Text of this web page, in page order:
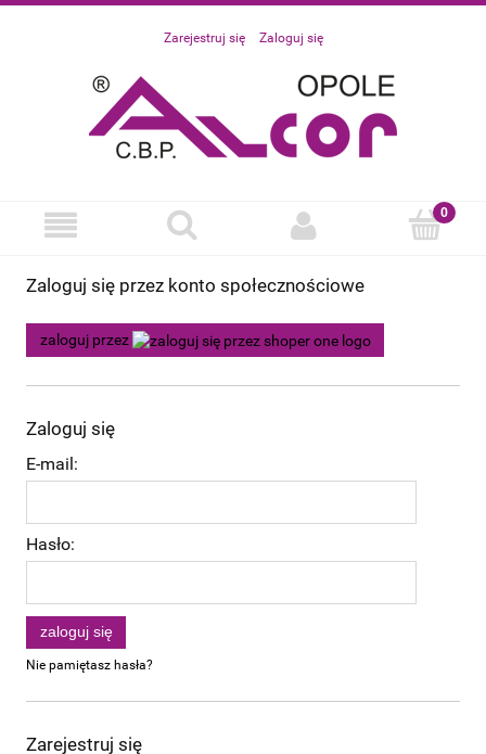
Zarejestruj się Zaloguj się
Zaloguj się przez konto społecznościowe
zaloguj przez
Zaloguj się
E-mail:
Hasło:
zaloguj się
Nie pamiętasz hasła?
Zarejestruj się